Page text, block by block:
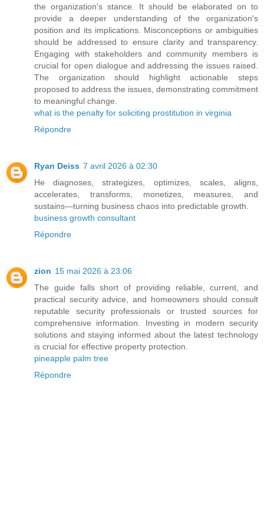
the organization's stance. It should be elaborated on to
provide a deeper understanding of the organization's
position and its implications. Misconceptions or ambiguities
should be addressed to ensure clarity and transparency.
Engaging with stakeholders and community members is
crucial for open dialogue and addressing the issues raised.
The organization should highlight actionable steps
proposed to address the issues, demonstrating commitment
to meaningful change.
what is the penalty for soliciting prostitution in virginia
Répondre
Ryan Deiss 7 avril 2026 à 02:30
He diagnoses, strategizes, optimizes, scales, aligns,
accelerates, transforms, monetizes, measures, and
sustains—turning business chaos into predictable growth.
business growth consultant​
Répondre
zion 15 mai 2026 à 23:06
The guide falls short of providing reliable, current, and
practical security advice, and homeowners should consult
reputable security professionals or trusted sources for
comprehensive information. Investing in modern security
solutions and staying informed about the latest technology
is crucial for effective property protection.
pineapple palm tree
Répondre